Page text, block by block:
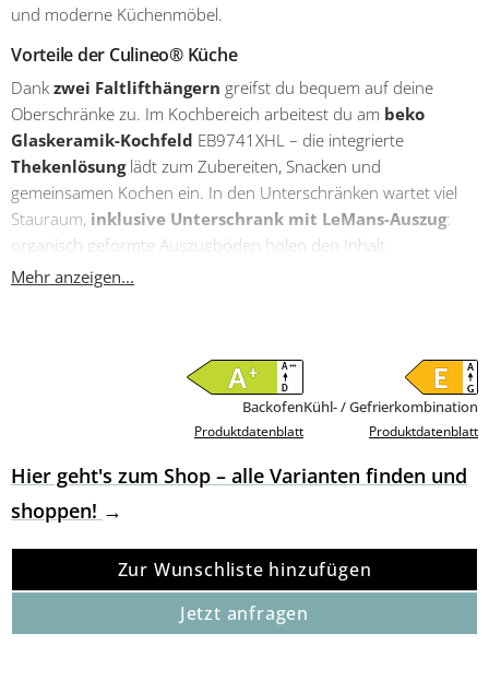
und moderne Küchenmöbel.
Vorteile der Culineo® Küche
Dank zwei Faltlifthängern greifst du bequem auf deine
Oberschränke zu. Im Kochbereich arbeitest du am beko
Glaskeramik-Kochfeld EB9741XHL – die integrierte
Thekenlösung lädt zum Zubereiten, Snacken und
gemeinsamen Kochen ein. In den Unterschränken wartet viel
Stauraum, inklusive Unterschrank mit LeMans-Auszug:
organisch geformte Auszugböden holen den Inhalt
komfortabel nach vorn und nutzen die Ecken optimal. Die
Hochschränke optimal vorbereitet: mit dem
beko Backofen
BBIM174N0BE mit der Energieeffizienzklasse A+ (Spektrum
beko Kühl-/Gefrierkombination
BCHA306K4SN mit der Energieeffizienzklasse E (Spektrum A bis
G). Auch deine Küchenschränke lassen sich mit weiterem
Innenleben ausstatten – für eine Ordnung, die genau zu dir
passt.
Planungstipps
Die Culineo® Einbauküche C615 istfrei planbar. Du kannst
zusätzlicher Innenausstattung
Mehr anzeigen...
Backofen
Produktdatenblatt
Kühl- / Gefrierkombination
Produktdatenblatt
Hier geht's zum Shop – alle Varianten finden und
shoppen!
Zur Wunschliste hinzufügen
Jetzt anfragen